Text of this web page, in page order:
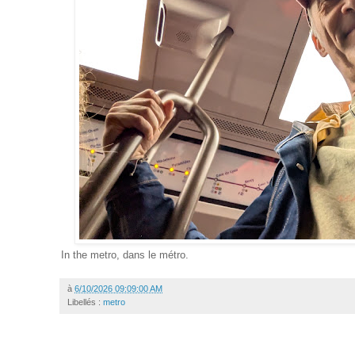
In the metro, dans le métro.
à 6/10/2026 09:09:00 AM
Libellés : metro